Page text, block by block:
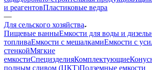
и реагентовПластиковые ведра
—
Для сельского хозяйства
Пищевые ванныЕмкости для воды и
топливаЕмкости с мешалкамиЕмкости с
стенкойМягкие
емкостиСпецизделияКомплектующие
полным сливом (ЦКТ)Подземные емкости